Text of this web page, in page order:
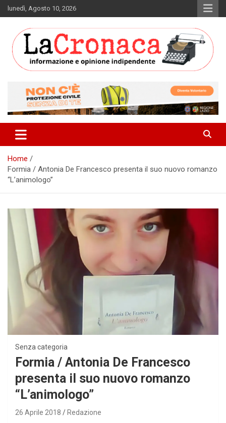
Skip
to
lunedì, Agosto 10, 2026
La Cronaca Quotidiano
Home
Formia / Antonia De Francesco presenta il suo nuovo romanzo
“L’animologo”
Senza categoria
Formia / Antonia De Francesco
presenta il suo nuovo romanzo
“L’animologo”
26 Aprile 2018 Redazione